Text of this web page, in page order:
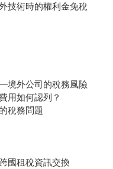
術時的權利金免稅
外公司的稅務風險
如何認列？
稅務問題
國租稅資訊交換